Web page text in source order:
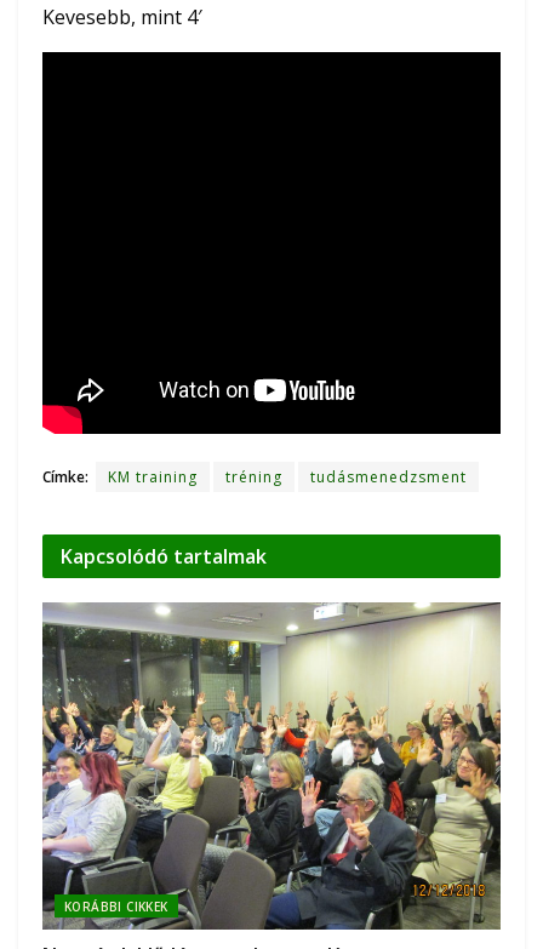
Kevesebb, mint 4′
Címke: KM training tréning tudásmenedzsment
Kapcsolódó tartalmak
KORÁBBI CIKKEK